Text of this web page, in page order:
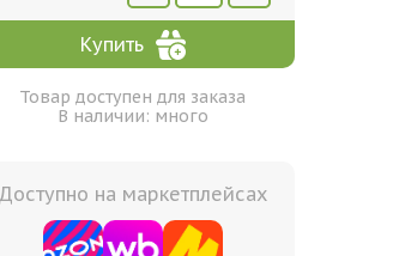
Купить
Товар доступен для заказа
В наличии: много
Доступно на маркетплейсах